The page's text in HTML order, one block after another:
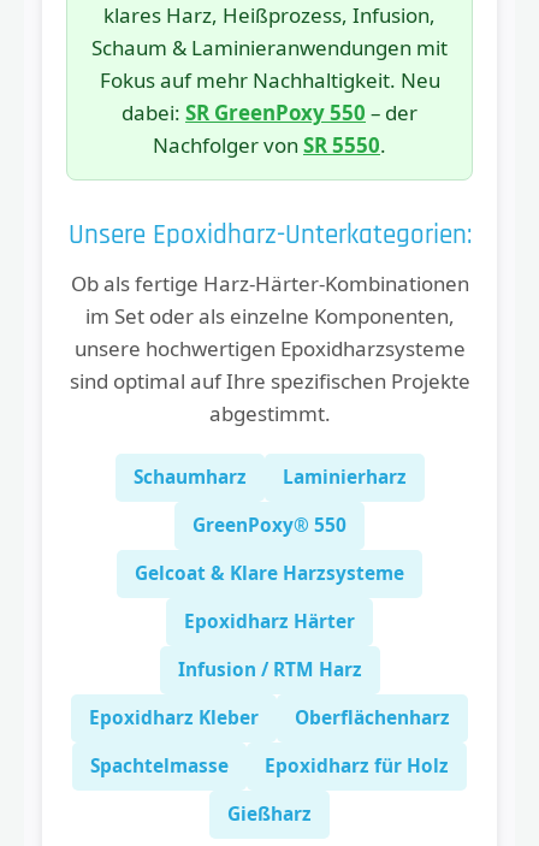
klares Harz, Heißprozess, Infusion,
Schaum & Laminieranwendungen mit
Fokus auf mehr Nachhaltigkeit. Neu
dabei: SR GreenPoxy 550 – der
Nachfolger von SR 5550.
Unsere Epoxidharz-Unterkategorien:
Ob als fertige Harz-Härter-Kombinationen
im Set oder als einzelne Komponenten,
unsere hochwertigen Epoxidharzsysteme
sind optimal auf Ihre spezifischen Projekte
abgestimmt.
Schaumharz
Laminierharz
GreenPoxy® 550
Gelcoat & Klare Harzsysteme
Epoxidharz Härter
Infusion / RTM Harz
Epoxidharz Kleber
Oberflächenharz
Spachtelmasse
Epoxidharz für Holz
Gießharz